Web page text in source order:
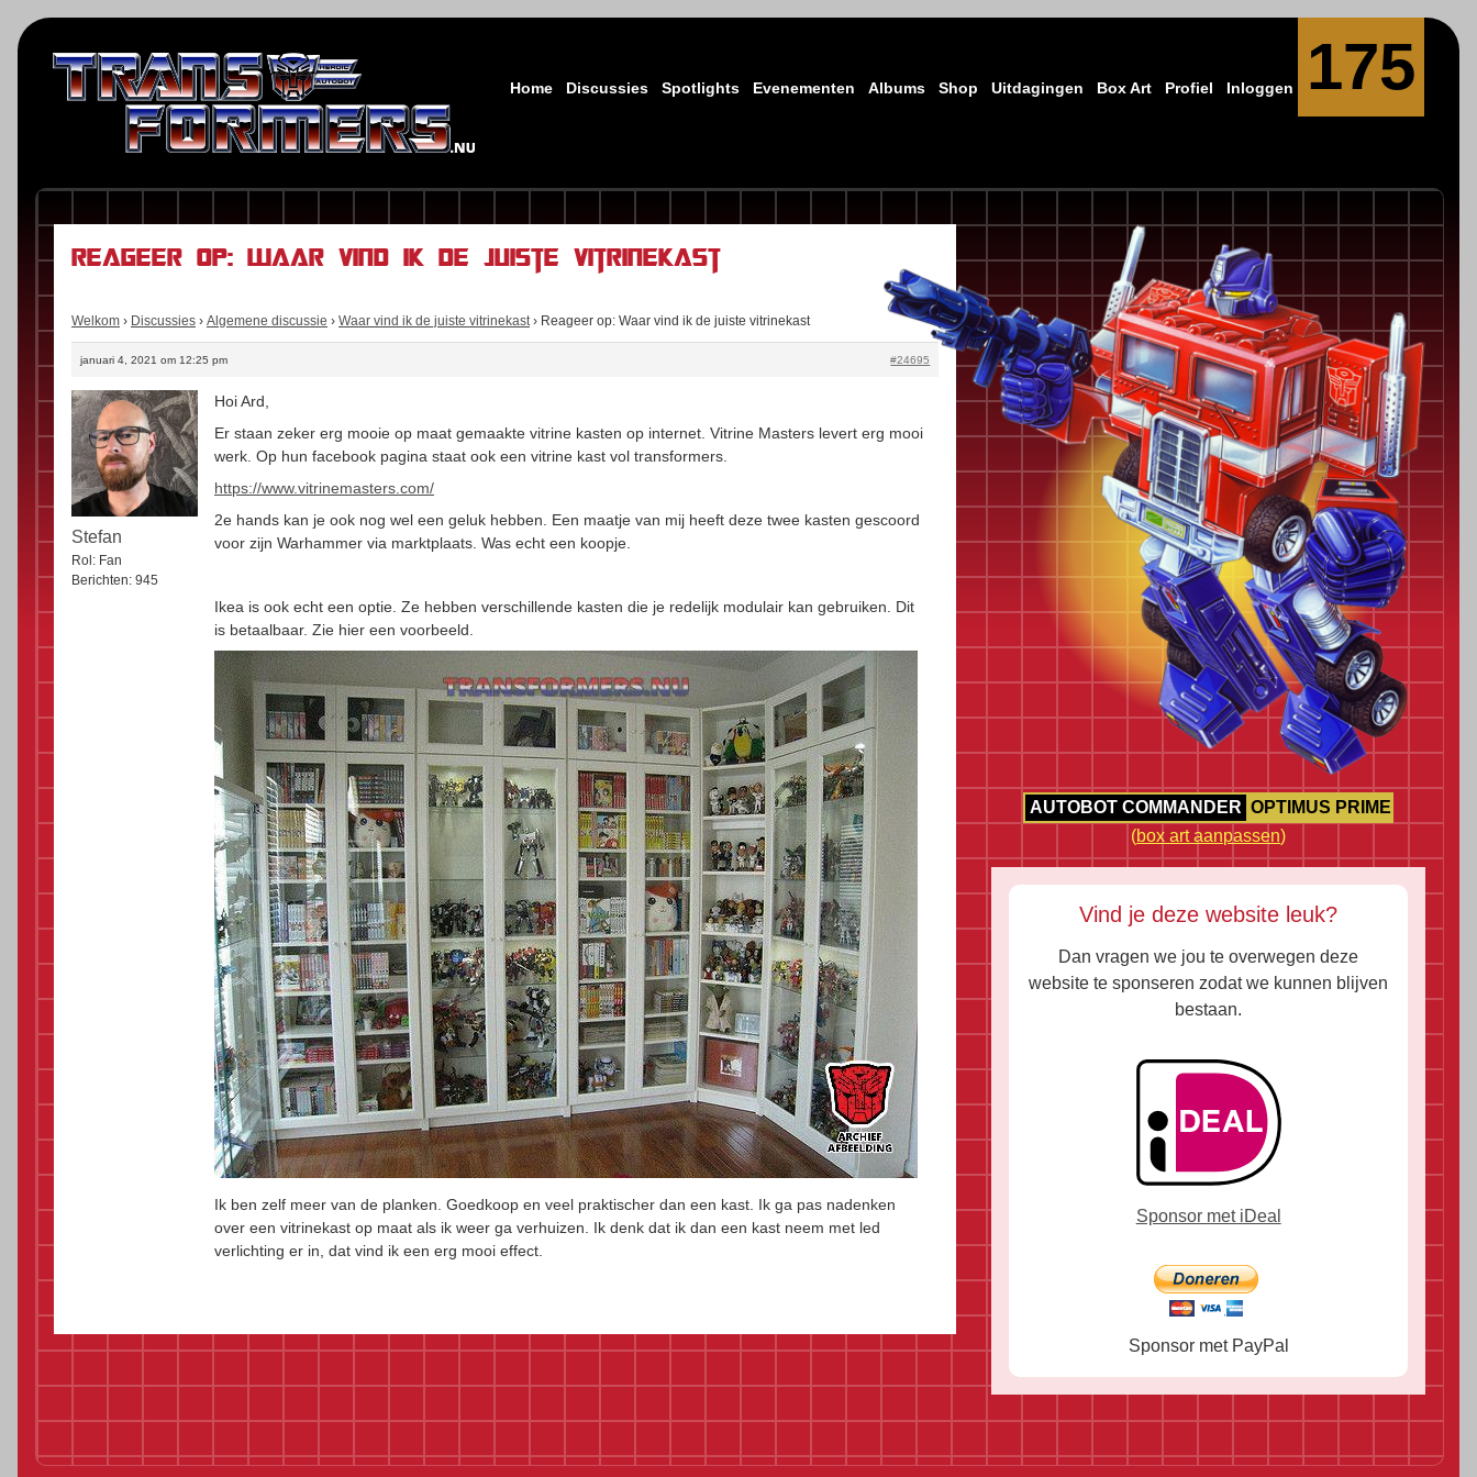
Home Discussies Spotlights Evenementen Albums Shop Uitdagingen Box Art Profiel Inloggen 175
Reageer op: Waar vind ik de juiste vitrinekast
Welkom › Discussies › Algemene discussie › Waar vind ik de juiste vitrinekast › Reageer op: Waar vind ik de juiste vitrinekast
januari 4, 2021 om 12:25 pm #24695
Stefan
Rol: Fan
Berichten: 945
Hoi Ard,
Er staan zeker erg mooie op maat gemaakte vitrine kasten op internet. Vitrine Masters levert erg mooi
werk. Op hun facebook pagina staat ook een vitrine kast vol transformers.
https://www.vitrinemasters.com/
2e hands kan je ook nog wel een geluk hebben. Een maatje van mij heeft deze twee kasten gescoord
voor zijn Warhammer via marktplaats. Was echt een koopje.
Ikea is ook echt een optie. Ze hebben verschillende kasten die je redelijk modulair kan gebruiken. Dit
is betaalbaar. Zie hier een voorbeeld.
Ik ben zelf meer van de planken. Goedkoop en veel praktischer dan een kast. Ik ga pas nadenken
over een vitrinekast op maat als ik weer ga verhuizen. Ik denk dat ik dan een kast neem met led
verlichting er in, dat vind ik een erg mooi effect.
AUTOBOT COMMANDER OPTIMUS PRIME
(box art aanpassen)
Vind je deze website leuk?
Dan vragen we jou te overwegen deze
website te sponseren zodat we kunnen blijven
bestaan.
Sponsor met iDeal
Sponsor met PayPal